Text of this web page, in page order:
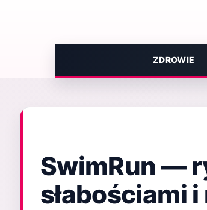
ZDROWIE
SwimRun —
słabościami